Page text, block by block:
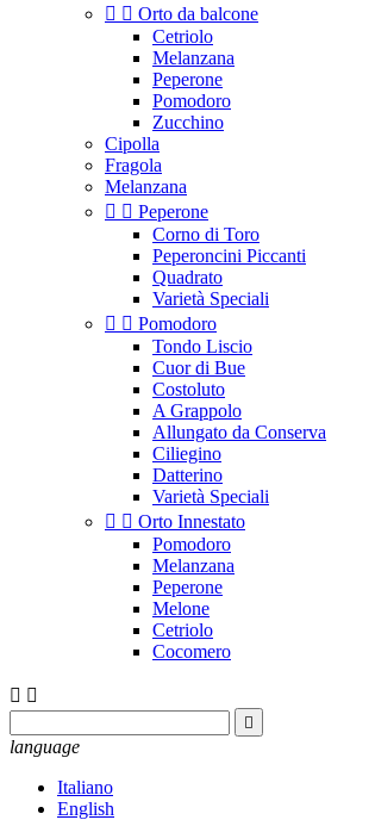
  Orto da balcone
Cetriolo
Melanzana
Peperone
Pomodoro
Zucchino
Cipolla
Fragola
Melanzana
  Peperone
Corno di Toro
Peperoncini Piccanti
Quadrato
Varietà Speciali
  Pomodoro
Tondo Liscio
Cuor di Bue
Costoluto
A Grappolo
Allungato da Conserva
Ciliegino
Datterino
Varietà Speciali
  Orto Innestato
Pomodoro
Melanzana
Peperone
Melone
Cetriolo
Cocomero
 

language
Italiano
English